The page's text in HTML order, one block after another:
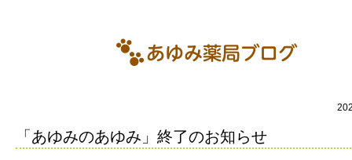
「あゆみのあゆみ」終了のお知らせ